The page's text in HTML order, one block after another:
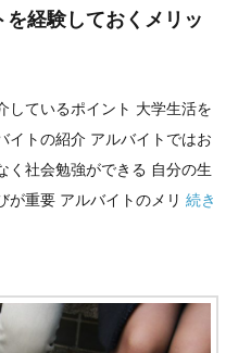
経験しておくメリッ
しているポイント 大学生活を
イトの紹介 アルバイトではお
く社会勉強ができる 自分の生
が重要 アルバイトのメリ 続き